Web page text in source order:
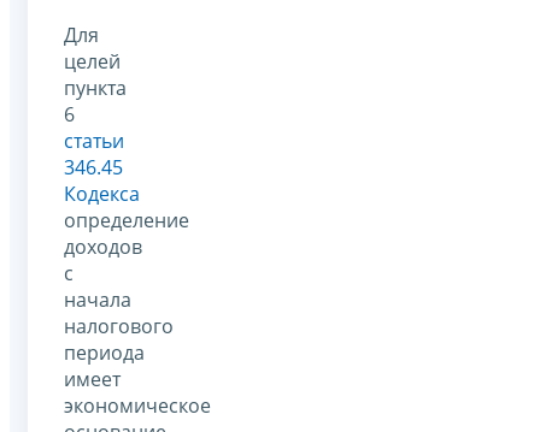
Для
целей
пункта
6
статьи
346.45
Кодекса
определение
доходов
с
начала
налогового
периода
имеет
экономическое